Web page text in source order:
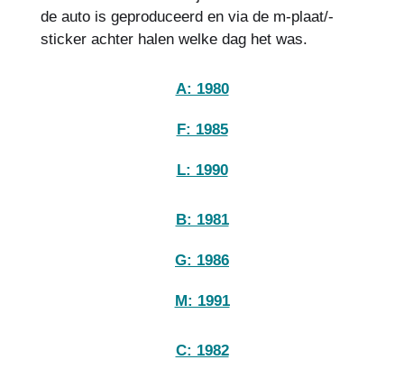
de auto is geproduceerd en via de m-plaat/-
sticker achter halen welke dag het was.
A: 1980
F: 1985
L: 1990
B: 1981
G: 1986
M: 1991
C: 1982